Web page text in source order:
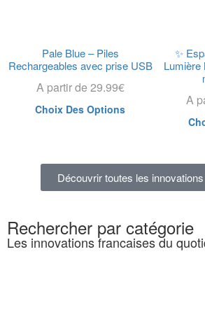
Pale Blue – Piles
Rechargeables avec prise USB
A partir de 29.99€
Choix Des Options
✨
Lumière
A
Découvrir toutes les
Rechercher par catégorie
Les innovations francaises du